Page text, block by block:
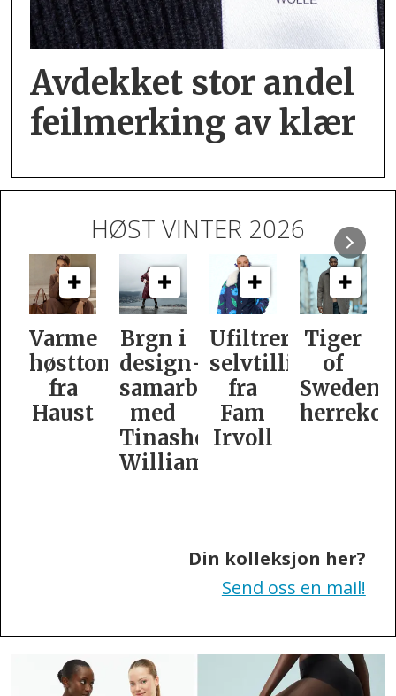
Avdekket stor andel
feil­merking av klær
HØST VINTER 2026
Brgn i
design­
samarbeid
med
Williamson
Ufiltrert
selvtillit
fra
Fam
Irvoll
Tiger
of
Swedens
herrekolleksjon
Slik
er
dame­
Din kolleksjon her?
Send oss en mail!